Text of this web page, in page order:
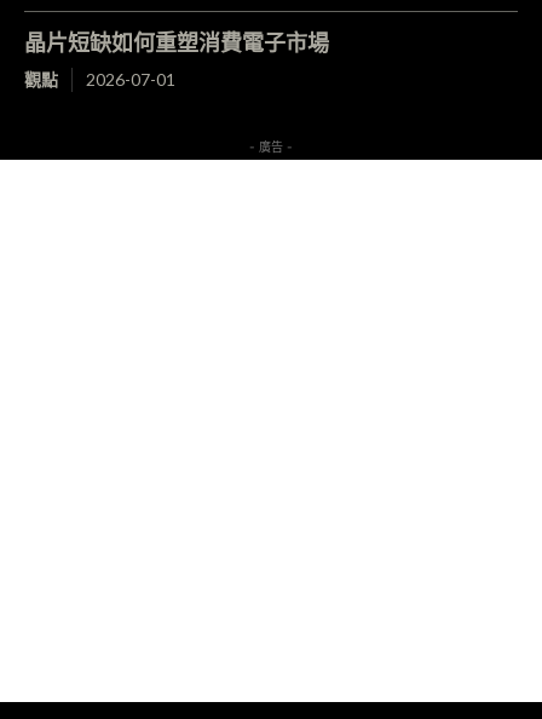
晶片短缺如何重塑消費電子市場
觀點 2026-07-01
- 廣告 -